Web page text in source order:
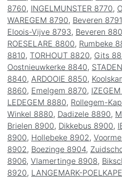
8760, INGELMUNSTER 8770,
WAREGEM 8790, Beveren 8791
Eloois-Vijve 8793, Beveren
ROESELARE 8800, Rumbeke
8810, TORHOUT 8820, Gits
Oostnieuwkerke 8840,
8840, ARDOOIE 8850,
8860, Emelgem 8870,
LEDEGEM 8880, Rollegem-
Winkel 8880, Dadizele 8890,
Brielen 8900, Dikkebus 8900,
8900, Hollebeke 8902 ,
8902 , Boezinge 8904,
8906, Vlamertinge 8908,
8920, LANGEMARK-